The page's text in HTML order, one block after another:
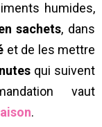
humides,
sachets, dans
et de les mettre
qui suivent
vaut
.